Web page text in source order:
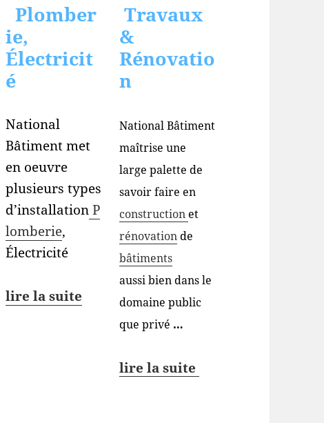
Plomber
ie,
Électricit
é
National
Bâtiment met
en oeuvre
plusieurs types
d’installationP
lomberie,
Électricité
lire la suite
Travaux
&
Rénovatio
n
National Bâtiment
maîtrise une
large palette de
savoir faire en
construction et
rénovationde
bâtiments
aussi bien dans le
domaine public
que privé …
lire la suite